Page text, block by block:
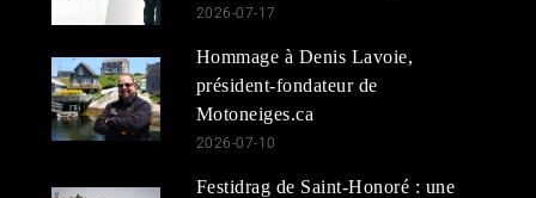
2026-07-17
Hommage à Denis Lavoie,
président-fondateur de
Motoneiges.ca
2026-07-10
Festidrag de Saint-Honoré : une